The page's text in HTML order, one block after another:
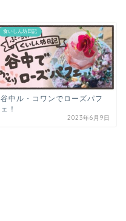
食いしん坊日記
谷中ル・コワンでローズパフ
ェ！
2023年6月9日